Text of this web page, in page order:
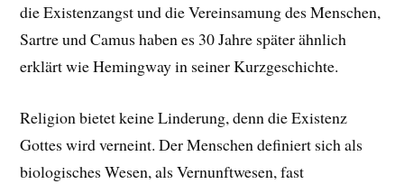
die Existenzangst und die Vereinsamung des Menschen,
Sartre und Camus haben es 30 Jahre später ähnlich
erklärt wie Hemingway in seiner Kurzgeschichte.
Religion bietet keine Linderung, denn die Existenz
Gottes wird verneint. Der Menschen definiert sich als
biologisches Wesen, als Vernunftwesen, fast